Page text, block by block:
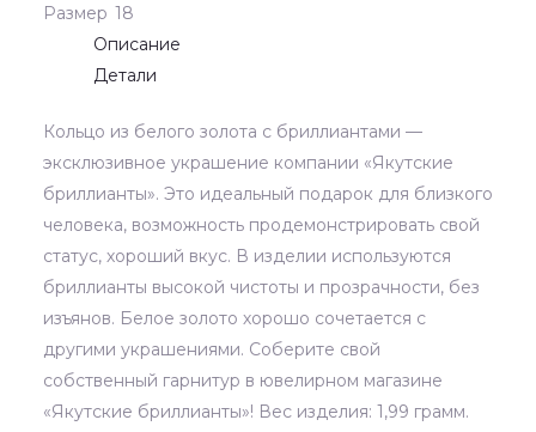
Размер 18
Описание
Детали
Кольцо из белого золота с бриллиантами —
эксклюзивное украшение компании «Якутские
бриллианты». Это идеальный подарок для близкого
человека, возможность продемонстрировать свой
статус, хороший вкус. В изделии используются
бриллианты высокой чистоты и прозрачности, без
изъянов. Белое золото хорошо сочетается с
другими украшениями. Соберите свой
собственный гарнитур в ювелирном магазине
«Якутские бриллианты»! Вес изделия: 1,99 грамм.